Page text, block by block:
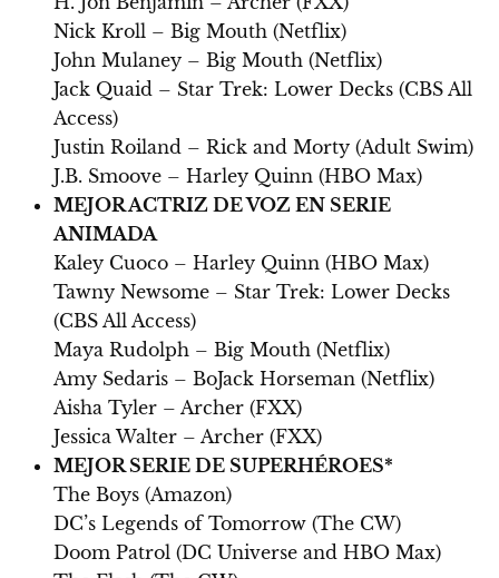
Nick Kroll – Big Mouth (Netflix)
John Mulaney – Big Mouth (Netflix)
Jack Quaid – Star Trek: Lower Decks (CBS All
Access)
Justin Roiland – Rick and Morty (Adult Swim)
J.B. Smoove – Harley Quinn (HBO Max)
MEJOR ACTRIZ DE VOZ EN SERIE
ANIMADA
Kaley Cuoco – Harley Quinn (HBO Max)
Tawny Newsome – Star Trek: Lower Decks
(CBS All Access)
Maya Rudolph – Big Mouth (Netflix)
Amy Sedaris – BoJack Horseman (Netflix)
Aisha Tyler – Archer (FXX)
Jessica Walter – Archer (FXX)
MEJOR SERIE DE SUPERHÉROES*
The Boys (Amazon)
DC’s Legends of Tomorrow (The CW)
Doom Patrol (DC Universe and HBO Max)